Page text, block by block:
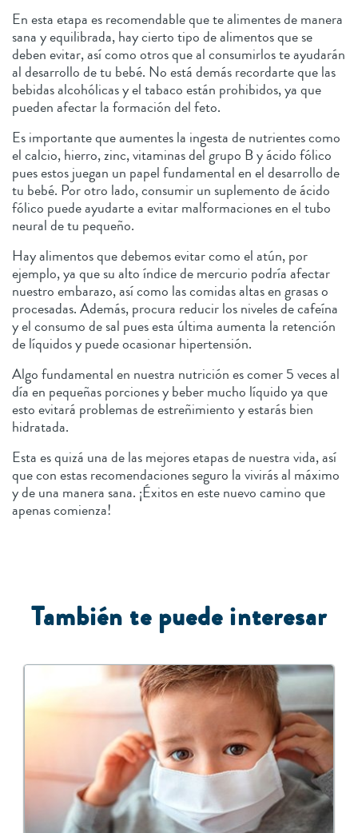
En esta etapa es recomendable que te alimentes de manera
sana y equilibrada, hay cierto tipo de alimentos que se
deben evitar, así como otros que al consumirlos te ayudarán
al desarrollo de tu bebé. No está demás recordarte que las
bebidas alcohólicas y el tabaco están prohibidos, ya que
pueden afectar la formación del feto.
Es importante que aumentes la ingesta de nutrientes como
el calcio, hierro, zinc, vitaminas del grupo B y ácido fólico
pues estos juegan un papel fundamental en el desarrollo de
tu bebé. Por otro lado, consumir un suplemento de ácido
fólico puede ayudarte a evitar malformaciones en el tubo
neural de tu pequeño.
Hay alimentos que debemos evitar como el atún, por
ejemplo, ya que su alto índice de mercurio podría afectar
nuestro embarazo, así como las comidas altas en grasas o
procesadas. Además, procura reducir los niveles de cafeína
y el consumo de sal pues esta última aumenta la retención
de líquidos y puede ocasionar hipertensión.
Algo fundamental en nuestra nutrición es comer 5 veces al
día en pequeñas porciones y beber mucho líquido ya que
esto evitará problemas de estreñimiento y estarás bien
hidratada.
Esta es quizá una de las mejores etapas de nuestra vida, así
que con estas recomendaciones seguro la vivirás al máximo
y de una manera sana. ¡Éxitos en este nuevo camino que
apenas comienza!
También te puede interesar